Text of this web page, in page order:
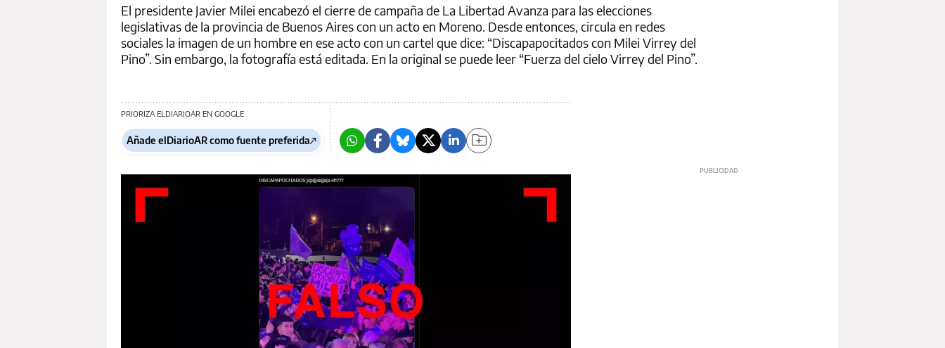
El presidente Javier Milei encabezó el cierre de campaña de La Libertad Avanza para las elecciones
legislativas de la provincia de Buenos Aires con un acto en Moreno. Desde entonces, circula en redes
sociales la imagen de un hombre en ese acto con un cartel que dice: “Discapapocitados con Milei Virrey del
Pino”. Sin embargo, la fotografía está editada. En la original se puede leer “Fuerza del cielo Virrey del Pino”.
PRIORIZA ELDIARIOAR EN GOOGLE
Añade elDiarioAR como fuente preferida